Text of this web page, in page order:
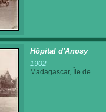
Hôpital d'Anosy
1902
Madagascar, Île de